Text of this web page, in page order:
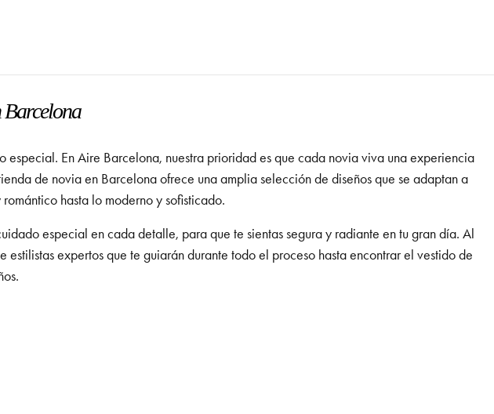
Barcelona
especial. En Aire Barcelona, nuestra prioridad es que cada novia viva una experiencia
de novia en Barcelonaofrece una amplia selección de diseños que se adaptan a
hasta lo moderno y sofisticado.
especial en cada detalle, para que te sientas segura y radiante en tu gran día. Al
expertos que te guiarán durante todo el proceso hasta encontrar el vestido de